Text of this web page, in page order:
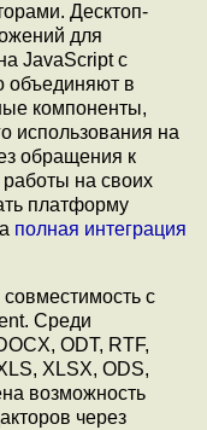
Десктоп-
для
JavaScript с
объединяют в
компоненты,
использования на
обращения к
на своих
платформу
полная интеграция
с
Среди
ODT, RTF,
XLSX, ODS,
возможность
через